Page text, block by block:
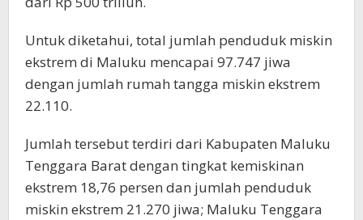
Untuk diketahui, total jumlah penduduk miskin
ekstrem di Maluku mencapai 97.747 jiwa
dengan jumlah rumah tangga miskin ekstrem
22.110.
Jumlah tersebut terdiri dari Kabupaten Maluku
Tenggara Barat dengan tingkat kemiskinan
ekstrem 18,76 persen dan jumlah penduduk
miskin ekstrem 21.270 jiwa; Maluku Tenggara